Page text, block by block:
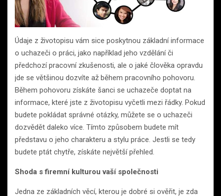
Údaje z životopisu vám sice poskytnou základní informace
o uchazeči o práci, jako například jeho vzdělání či
předchozí pracovní zkušenosti, ale o jaké člověka opravdu
jde se většinou dozvíte až během pracovního pohovoru.
Během pohovoru získáte šanci se uchazeče doptat na
informace, které jste z životopisu vyčetli mezi řádky. Pokud
budete pokládat správné otázky, můžete se o uchazeči
dozvědět daleko více. Tímto způsobem budete mít
představu o jeho charakteru a stylu práce. Jestli se tedy
budete ptát chytře, získáte největší přehled.
Shoda s firemní kulturou vaší společnosti
Jedna ze základních věcí, kterou je dobré si ověřit, je zda